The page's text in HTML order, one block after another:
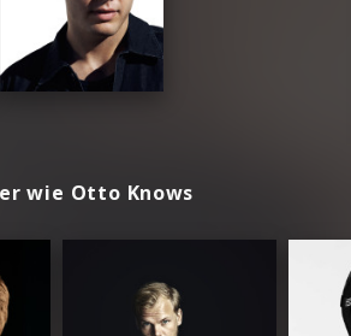
wie Otto Knows